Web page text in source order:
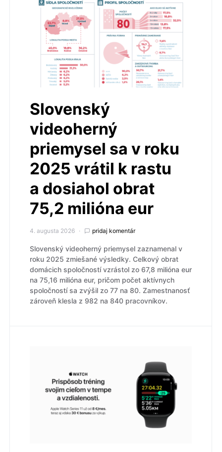
Slovenský
videoherný
priemysel sa v roku
2025 vrátil k rastu
a dosiahol obrat
75,2 milióna eur
4. augusta 2026 pridaj komentár
Slovenský videoherný priemysel zaznamenal v
roku 2025 zmiešané výsledky. Celkový obrat
domácich spoločností vzrástol zo 67,8 milióna eur
na 75,16 milióna eur, pričom počet aktívnych
spoločností sa zvýšil zo 77 na 80. Zamestnanosť
zároveň klesla z 982 na 840 pracovníkov.